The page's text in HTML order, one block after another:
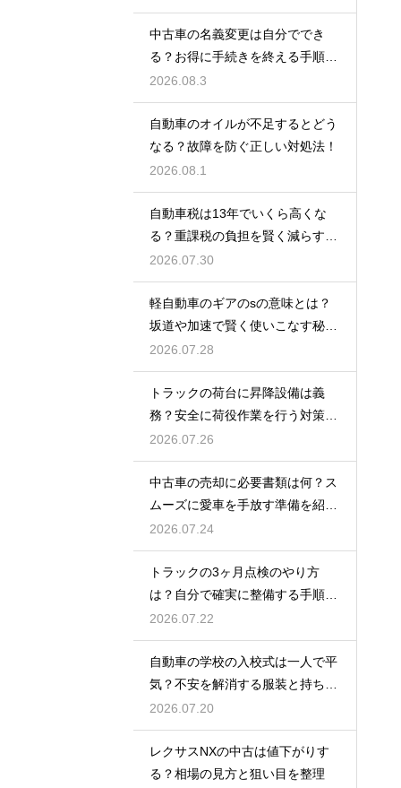
中古車の名義変更は自分ででき
る？お得に手続きを終える手順を
解説
2026.08.3
自動車のオイルが不足するとどう
なる？故障を防ぐ正しい対処法！
2026.08.1
自動車税は13年でいくら高くな
る？重課税の負担を賢く減らす秘
訣
2026.07.30
軽自動車のギアのsの意味とは？
坂道や加速で賢く使いこなす秘
訣！
2026.07.28
トラックの荷台に昇降設備は義
務？安全に荷役作業を行う対策を
紹介
2026.07.26
中古車の売却に必要書類は何？ス
ムーズに愛車を手放す準備を紹
介！
2026.07.24
トラックの3ヶ月点検のやり方
は？自分で確実に整備する手順を
紹介
2026.07.22
自動車の学校の入校式は一人で平
気？不安を解消する服装と持ち
物！
2026.07.20
レクサスNXの中古は値下がりす
る？相場の見方と狙い目を整理